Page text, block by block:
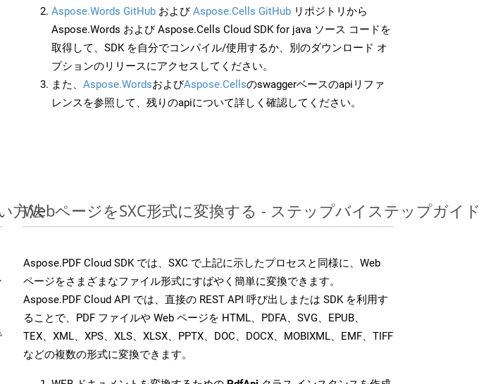
Aspose.Words GitHub およびAspose.Cells GitHub リポジトリから
Aspose.Words および Aspose.Cells Cloud SDK for java ソース コードを
取得して、SDK を自分でコンパイル/使用するか、別のダウンロード オ
プションのリリースにアクセスしてください。
また、 Aspose.WordsおよびAspose.Cellsのswaggerベースのapiリファ
レンスを参照して、残りのapiについて詳しく確認してください。
方法
WebページをSXC形式に変換する - ステップバイステップガイド
Aspose.PDF Cloud SDK では、SXC で上記に示したプロセスと同様に、Web
ページをさまざまなファイル形式にすばやく簡単に変換できます。
Aspose.PDF Cloud API では、直接の REST API 呼び出しまたは SDK を利用す
ることで、PDF ファイルや Web ページを HTML、PDFA、SVG、EPUB、
TEX、XML、XPS、XLS、XLSX、PPTX、DOC、DOCX、MOBIXML、EMF、TIFF
などの複数の形式に変換できます。